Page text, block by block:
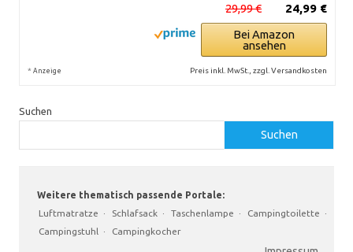
24,99 €
29,99 €
Bei Amazon
ansehen
* Anzeige Preis inkl. MwSt., zzgl. Versandkosten
Suchen
Suchen
Weitere thematisch passende Portale:
Luftmatratze · Schlafsack · Taschenlampe · Campingtoilette ·
Campingstuhl · Campingkocher